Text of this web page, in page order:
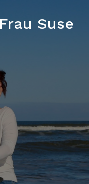
Frau Suse